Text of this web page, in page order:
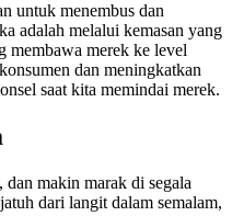
untuk menembus dan
adalah melalui kemasan yang
membawa merek ke level
dan meningkatkan
saat kita memindai merek.
makin marak di segala
dari langit dalam semalam,